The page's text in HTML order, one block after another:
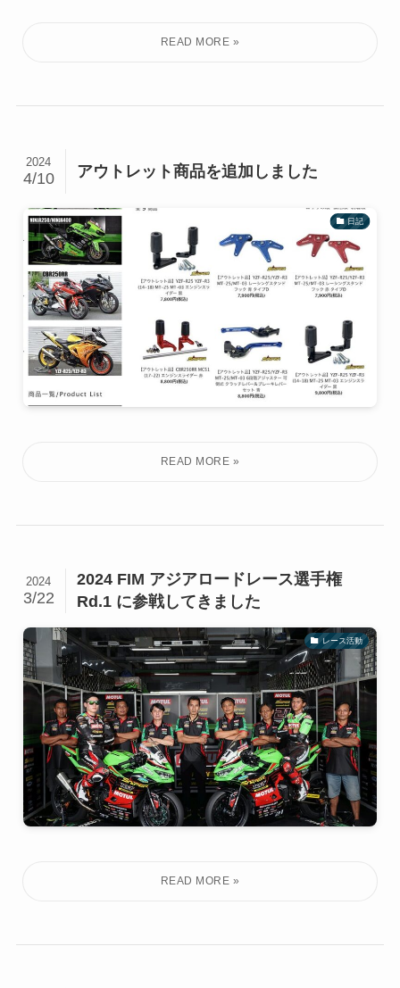
アウトレット商品を追加しました
2024
4/10
日記
2024 FIM アジアロードレース選手権
Rd.1 に参戦してきました
2024
3/22
レース活動